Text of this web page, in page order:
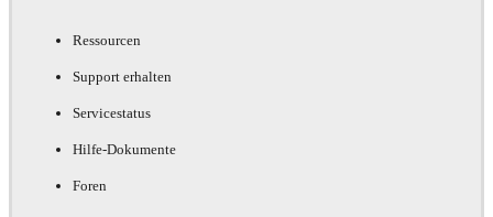
Ressourcen
Support erhalten
Servicestatus
Hilfe-Dokumente
Foren